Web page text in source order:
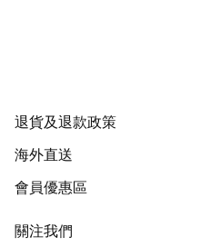
退貨及退款政策
海外直送
會員優惠區
關注我們